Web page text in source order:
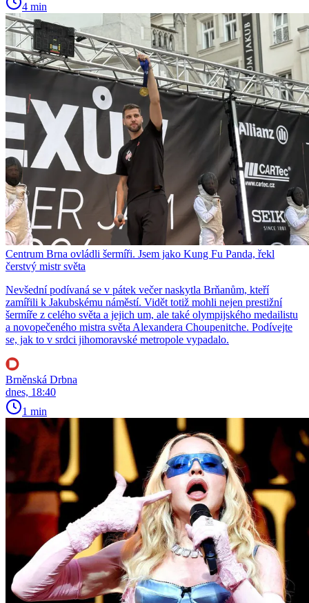
4 min
Centrum Brna ovládli šermíři. Jsem jako Kung Fu Panda, řekl
čerstvý mistr světa
Nevšední podívaná se v pátek večer naskytla Brňanům, kteří
zamířili k Jakubskému náměstí. Vidět totiž mohli nejen prestižní
šermíře z celého světa a jejich um, ale také olympijského medailistu
a novopečeného mistra světa Alexandera Choupenitche. Podívejte
se, jak to v srdci jihomoravské metropole vypadalo.
Brněnská Drbna
dnes, 18:40
1 min